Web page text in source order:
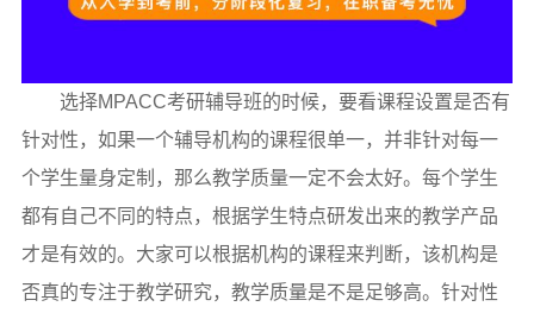
选择MPACC考研辅导班的时候，要看课程设置是否有
针对性，如果一个辅导机构的课程很单一，并非针对每一
个学生量身定制，那么教学质量一定不会太好。每个学生
都有自己不同的特点，根据学生特点研发出来的教学产品
才是有效的。大家可以根据机构的课程来判断，该机构是
否真的专注于教学研究，教学质量是不是足够高。针对性